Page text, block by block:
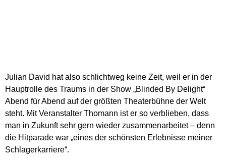
Julian David hat also schlichtweg keine Zeit, weil er in der
Hauptrolle des Traums in der Show „Blinded By Delight“
Abend für Abend auf der größten Theaterbühne der Welt
steht. Mit Veranstalter Thomann ist er so verblieben, dass
man in Zukunft sehr gern wieder zusammenarbeitet – denn
die Hitparade war „eines der schönsten Erlebnisse meiner
Schlagerkarriere“.